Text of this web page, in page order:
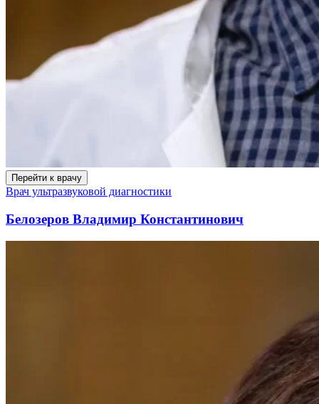
Перейти к врачу
Врач ультразвуковой диагностики
Белозеров Владимир Константинович